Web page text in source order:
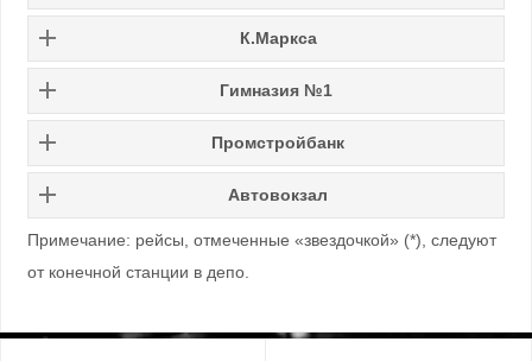
К.Маркса
Гимназия №1
Промстройбанк
Автовокзал
Примечание: рейсы, отмеченные «звездочкой» (*), следуют
от конечной станции в депо.